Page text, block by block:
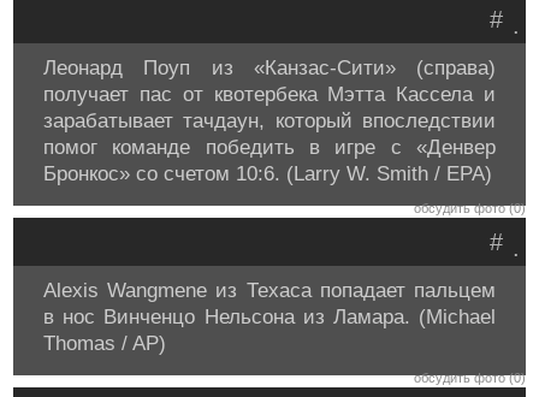
.
#
Леонард Поуп из «Канзас-Сити» (справа)
получает пас от квотербека Мэтта Кассела и
зарабатывает тачдаун, который впоследствии
помог команде победить в игре с «Денвер
Бронкос» со счетом 10:6. (Larry W. Smith / EPA)
обсудить фото (0)
.
#
Alexis Wangmene из Техаса попадает пальцем
в нос Винченцо Нельсона из Ламара. (Michael
Thomas / AP)
обсудить фото (0)